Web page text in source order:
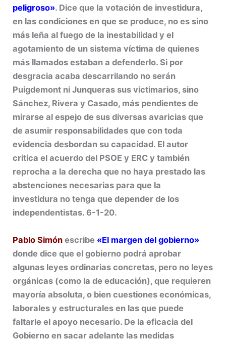
peligroso». Dice que la votación de investidura,
en las condiciones en que se produce, no es sino
más leña al fuego de la inestabilidad y el
agotamiento de un sistema víctima de quienes
más llamados estaban a defenderlo. Si por
desgracia acaba descarrilando no serán
Puigdemont ni Junqueras sus victimarios, sino
Sánchez, Rivera y Casado, más pendientes de
mirarse al espejo de sus diversas avaricias que
de asumir responsabilidades que con toda
evidencia desbordan su capacidad. El autor
critica el acuerdo del PSOE y ERC y también
reprocha a la derecha que no haya prestado las
abstenciones necesarias para que la
investidura no tenga que depender de los
independentistas. 6-1-20.
Pablo Simón escribe «El margen del gobierno»
donde dice que el gobierno podrá aprobar
algunas leyes ordinarias concretas, pero no leyes
orgánicas (como la de educación), que requieren
mayoría absoluta, o bien cuestiones económicas,
laborales y estructurales en las que puede
faltarle el apoyo necesario. De la eficacia del
Gobierno en sacar adelante las medidas